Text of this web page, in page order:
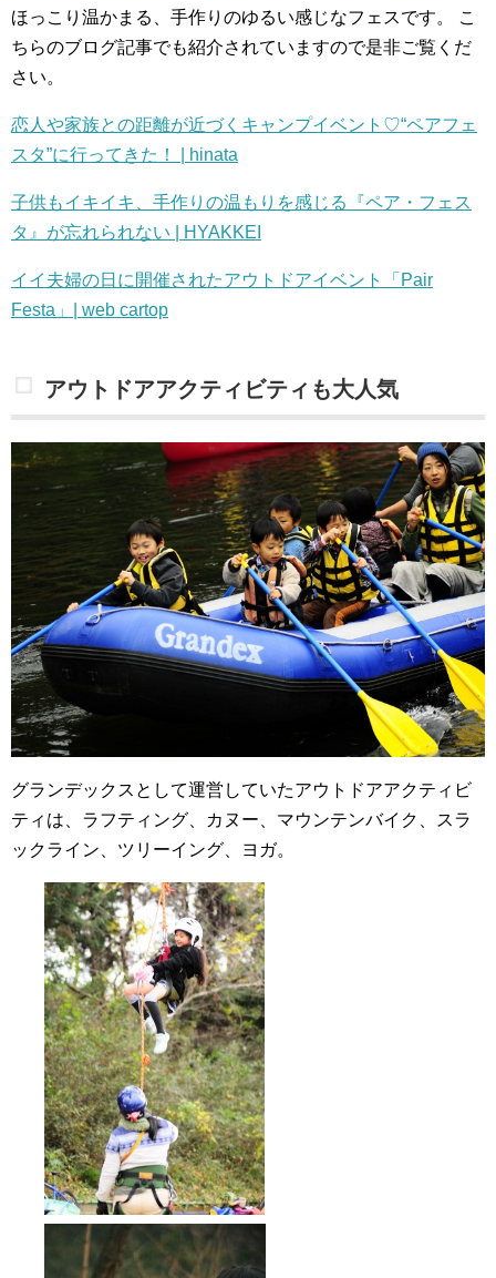
ほっこり温かまる、手作りのゆるい感じなフェスです。
こ
ちらのブログ記事でも紹介されていますので是非ご覧くだ
さい。
恋人や家族との距離が近づくキャンプイベント♡“ペアフェ
スタ”に行ってきた！ | hinata
子供もイキイキ、手作りの温もりを感じる『ペア・フェス
タ』が忘れられない | HYAKKEI
イイ夫婦の日に開催されたアウトドアイベント「Pair
Festa」| web cartop
アウトドアアクティビティも大人気
グランデックスとして運営していたアウトドアアクティビ
ティは、ラフティング、カヌー、マウンテンバイク、スラ
ックライン、ツリーイング、ヨガ。